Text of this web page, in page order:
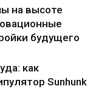
на высоте
будущего
как
Sunhunk